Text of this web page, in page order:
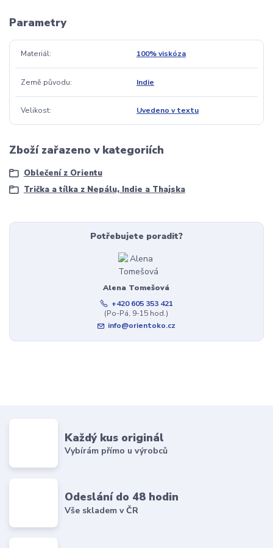
Parametry
Materiál 100% viskóza
Země původu Indie
Velikost Uvedeno v textu
Zboží zařazeno v kategoriích
Oblečení z Orientu
Trička a tílka z Nepálu, Indie a Thajska
Potřebujete poradit?
Alena Tomešová
+420 605 353 421
(Po-Pá, 9-15 hod.)
info@orientoko.cz
Každý kus originál
Vybírám přímo u výrobců
Odeslání do 48 hodin
Vše skladem v ČR